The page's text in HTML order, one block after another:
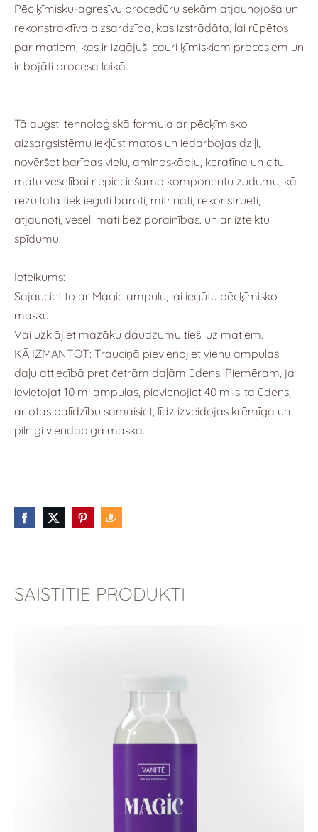
Pēc ķīmisku-agresīvu procedūru sekām atjaunojoša un
rekonstraktīva aizsardzība, kas izstrādāta, lai rūpētos
par matiem, kas ir izgājuši cauri ķīmiskiem procesiem un
ir bojāti procesa laikā.
Tā augsti tehnoloģiskā formula ar pēcķīmisko
aizsargsistēmu iekļūst matos un iedarbojas dziļi,
novēršot barības vielu, aminoskābju, keratīna un citu
matu veselībai nepieciešamo komponentu zudumu, kā
rezultātā tiek iegūti baroti, mitrināti, rekonstruēti,
atjaunoti, veseli mati bez porainības. un ar izteiktu
spīdumu.
Ieteikums:
Sajauciet to ar Magic ampulu, lai iegūtu pēcķīmisko
masku.
Vai uzklājiet mazāku daudzumu tieši uz matiem.
KĀ IZMANTOT: Trauciņā pievienojiet vienu ampulas
daļu attiecībā pret četrām daļām ūdens. Piemēram, ja
ievietojat 10 ml ampulas, pievienojiet 40 ml silta ūdens,
ar otas palīdzību samaisiet, līdz izveidojas krēmīga un
pilnīgi viendabīga maska.
SAISTĪTIE PRODUKTI